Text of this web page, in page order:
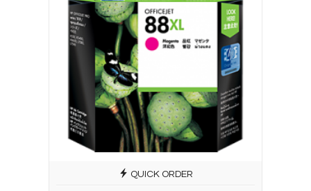
QUICK ORDER